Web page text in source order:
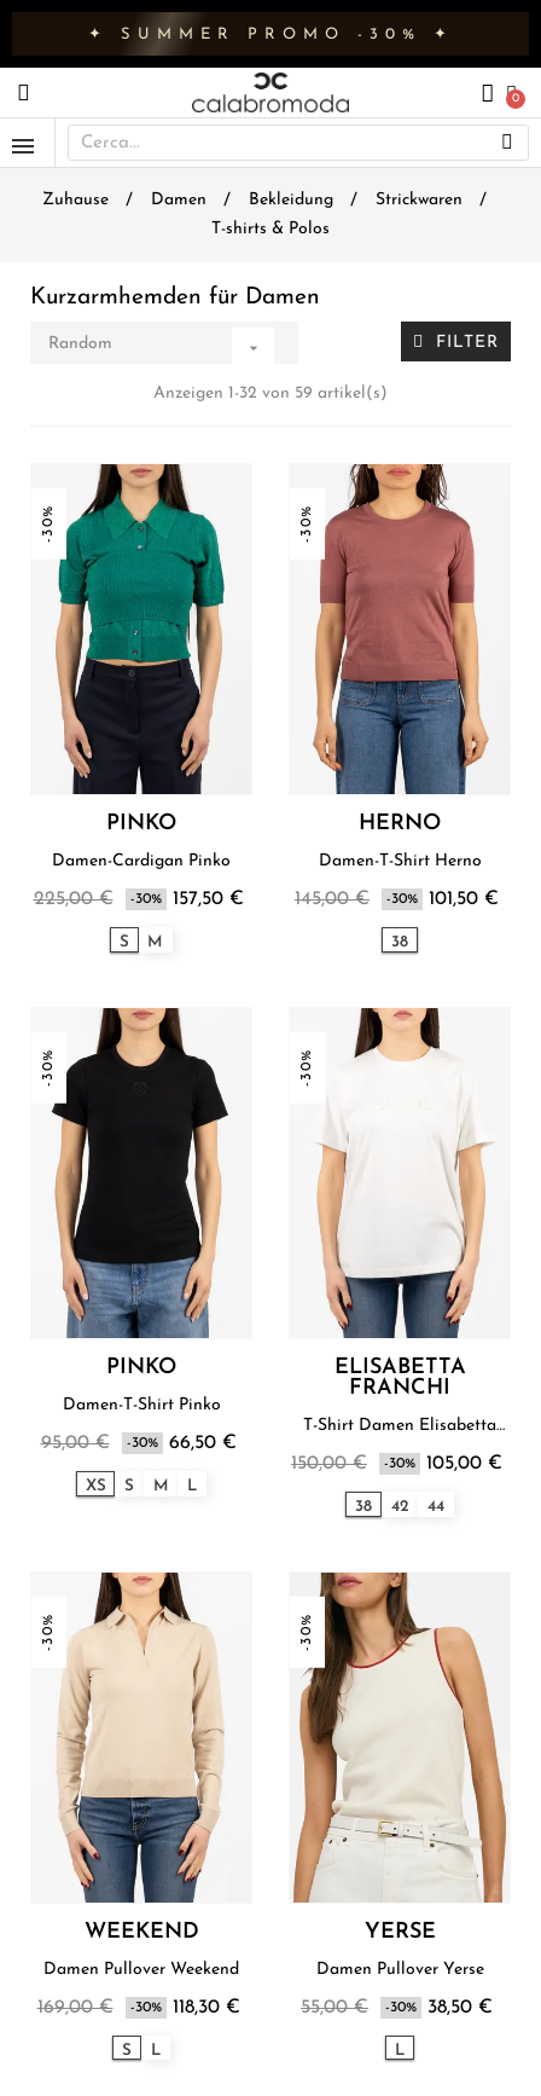
✦ SUMMER PROMO -30% ✦
Zuhause Damen Bekleidung
Strickwaren
T-shirts & Polos
Kurzarmhemden für Damen
Random  FILTER
Anzeigen 1-32 von 59 artikel(s)
-30%
PINKO
Damen-Cardigan Pinko
225,00 € -30% 157,50 €
S M
-30%
HERNO
Damen-T-Shirt Herno
145,00 € -30% 101,50 €
38
-30%
PINKO
Damen-T-Shirt Pinko
95,00 € -30% 66,50 €
XS S M L
-30%
ELISABETTA
FRANCHI
T-Shirt Damen Elisabetta
150,00 € -30% 105,00 €
38 42 44
-30%
WEEKEND
Damen Pullover Weekend
169,00 € -30% 118,30 €
S L
-30%
YERSE
Damen Pullover Yerse
55,00 € -30% 38,50 €
L